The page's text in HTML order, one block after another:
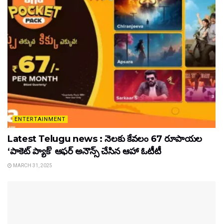
ENTERTAINMENT
Latest Telugu news : నెలకు కేవలం 67 రూపాయల
‘పాకెట్ ప్యాక్’ ఆఫర్ అనౌన్స్ చేసిన ఆహా ఓటీటీ
MARCH 31, 2025